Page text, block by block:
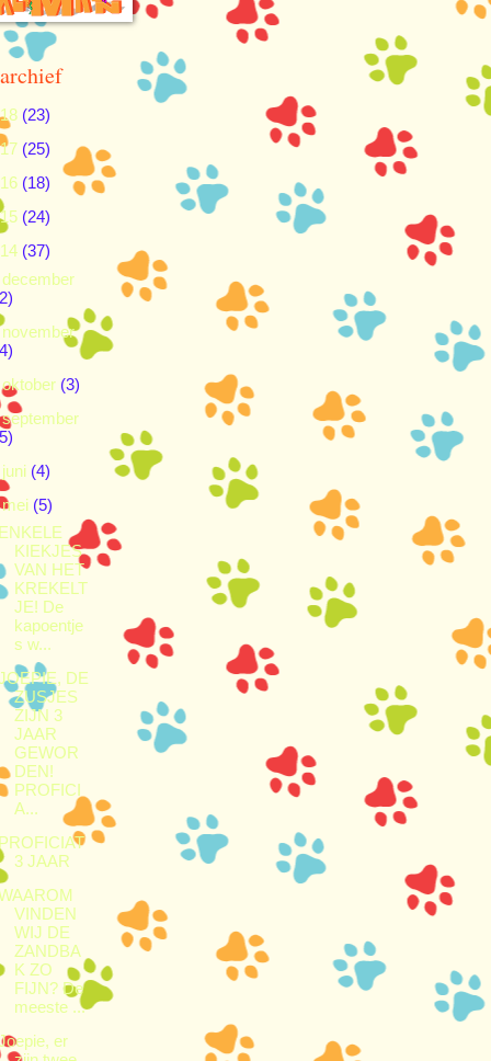
(23)
(25)
(18)
(24)
(37)
december
november
oktober (3)
september
juni (4)
mei (5)
ENKELE
KIEKJES
VAN HET
KREKELT
JE! De
kapoentje
s w...
DE
ZUSJES
ZIJN 3
JAAR
GEWOR
DEN!
PROFICI
A...
3 JAAR
VINDEN
WIJ DE
ZANDBA
K ZO
FIJN? De
meeste ...
er